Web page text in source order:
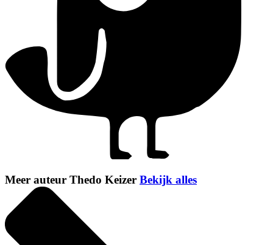
Meer auteur Thedo Keizer Bekijk alles